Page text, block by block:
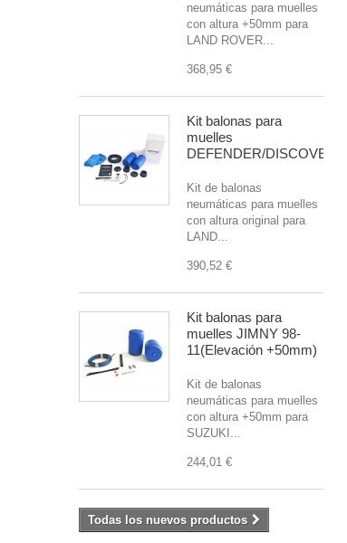
neumáticas para muelles
con altura +50mm para
LAND ROVER...
368,95 €
Kit balonas para
muelles
DEFENDER/
Kit de balonas
neumáticas para muelles
con altura original para
LAND...
390,52 €
Kit balonas para
muelles JIMNY 98-
11(Elevación +50mm)
Kit de balonas
neumáticas para muelles
con altura +50mm para
SUZUKI...
244,01 €
Todas los nuevos productos